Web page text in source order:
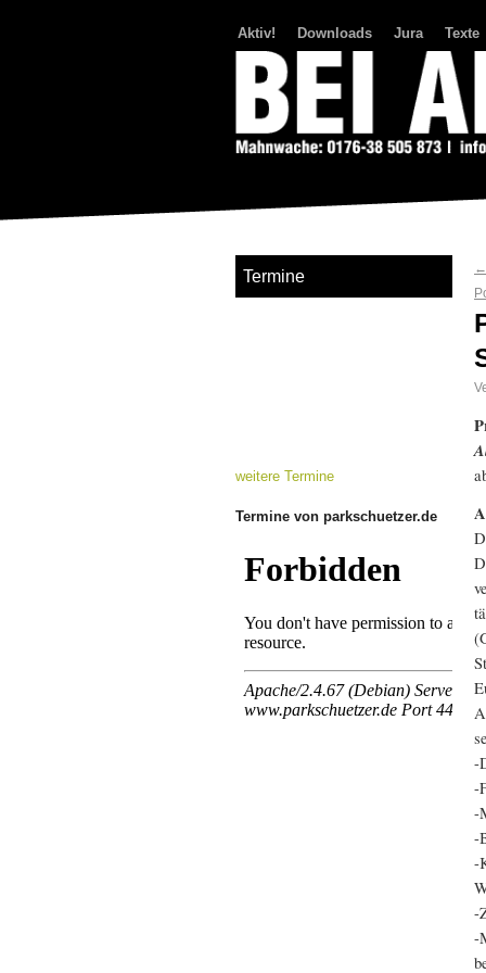
Aktiv! Downloads Jura Texte
←
-
-
-
-
-
-
-
Termine
weitere Termine
Termine von parkschuetzer.de